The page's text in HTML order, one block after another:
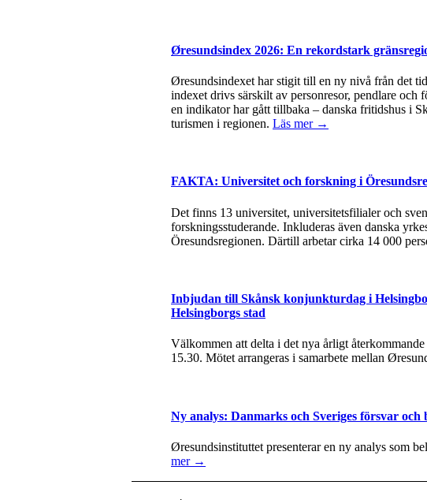
Øresundsindex 2026: En rekordstark
Øresundsindexet har stigit till en ny nivå från det
indexet drivs särskilt av personresor, pendlare och
en indikator har gått tillbaka – danska fritidshus i
turismen i regionen. Läs mer →
FAKTA: Universitet och forskning i
Det finns 13 universitet, universitetsfilialer och
forskningsstuderande. Inkluderas även danska
Öresundsregionen. Därtill arbetar cirka 14 000
Inbjudan till Skånsk konjunkturdag i
Helsingborgs stad
Välkommen att delta i det nya årligt
15.30. Mötet arrangeras i samarbete mellan
Ny analys: Danmarks och Sveriges försvar och
Øresundsinstituttet presenterar en ny analys som
mer →